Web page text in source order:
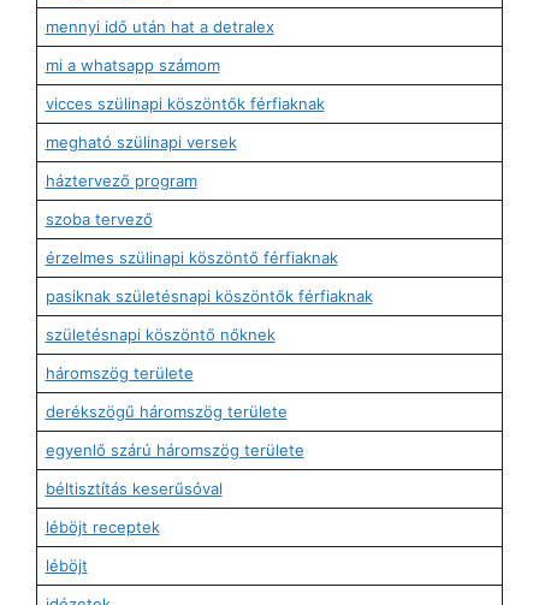
mennyi idő után hat a detralex
mi a whatsapp számom
vicces szülinapi köszöntők férfiaknak
megható szülinapi versek
háztervező program
szoba tervező
érzelmes szülinapi köszöntő férfiaknak
pasiknak születésnapi köszöntők férfiaknak
születésnapi köszöntő nőknek
háromszög területe
derékszögű háromszög területe
egyenlő szárú háromszög területe
béltisztítás keserűsóval
léböjt receptek
léböjt